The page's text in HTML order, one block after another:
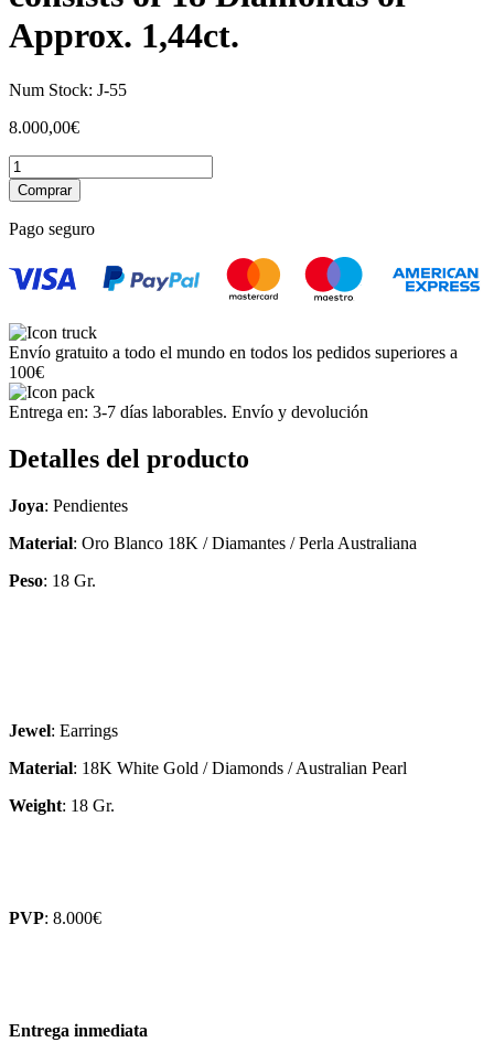
Approx. 1,44ct.
Num Stock: J-55
8.000,00€
Pendientes
Oro
Blanco
18K
Con
Brillantes
y
Perla
Australiana
de
12,5
de
La
Consta
18
de
24
Diamonds
each
&
12.5mm
consists
1,44ct.
Comprar
Pago seguro
Envío gratuito a todo el mundo en todos los pedidos superiores a
100€
Entrega en: 3-7 días laborables. Envío y devolución
Detalles del producto
Joya: Pendientes
Material: Oro Blanco 18K / Diamantes / Perla Australiana
Peso: 18 Gr.
Jewel: Earrings
Material: 18K White Gold / Diamonds / Australian Pearl
Weight: 18 Gr.
PVP: 8.000€
Entrega inmediata